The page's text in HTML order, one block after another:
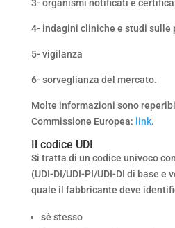
3- organismi notificati e
4- indagini cliniche e studi sulle
5- vigilanza
6- sorveglianza del mercato.
Molte informazioni sono
Commissione Europea: link.
Il codice UDI
Si tratta di un codice univoco
(UDI-DI/UDI-PI/UDI-DI di base e
quale il fabbricante deve
sè stesso